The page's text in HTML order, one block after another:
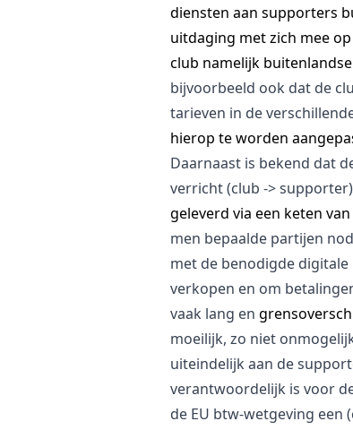
diensten aan supporters
uitdaging met zich mee
club namelijk
bijvoorbeeld ook dat de
tarieven in de
hierop te worden
Daarnaast is bekend dat
verricht (club ->
geleverd via een keten
men bepaalde partijen
met de benodigde
verkopen en om
vaak lang en
moeilijk, zo niet
uiteindelijk aan de
verantwoordelijk is voor
de EU btw-wetgeving een